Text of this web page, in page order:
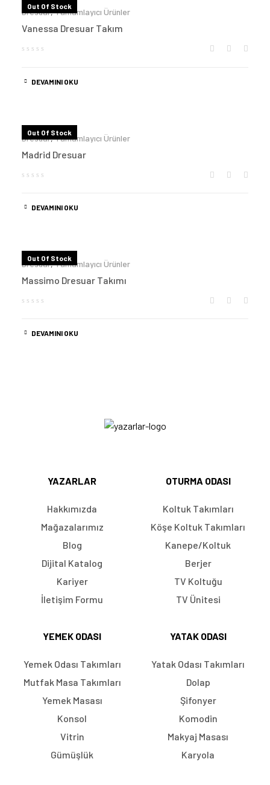
Out Of Stock
Dresuar,Tamamlayıcı Ürünler
Vanessa Dresuar Takım
DEVAMINI OKU
Out Of Stock
Dresuar,Tamamlayıcı Ürünler
Madrid Dresuar
DEVAMINI OKU
Out Of Stock
Dresuar,Tamamlayıcı Ürünler
Massimo Dresuar Takımı
DEVAMINI OKU
YAZARLAR
Hakkımızda
Mağazalarımız
Blog
Dijital Katalog
Kariyer
İletişim Formu
OTURMA ODASI
Koltuk Takımları
Köşe Koltuk Takımları
Kanepe/Koltuk
Berjer
TV Koltuğu
TV Ünitesi
YEMEK ODASI
Yemek Odası Takımları
Mutfak Masa Takımları
Yemek Masası
Konsol
Vitrin
Gümüşlük
YATAK ODASI
Yatak Odası Takımları
Dolap
Şifonyer
Komodin
Makyaj Masası
Karyola